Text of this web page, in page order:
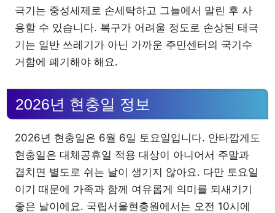
극기는 중성세제로 손세탁하고 그늘에서 말린 후 사
용할 수 있습니다. 복구가 어려울 정도로 손상된 태극
기는 일반 쓰레기가 아닌 가까운 주민센터의 국기수
거함에 폐기해야 해요.
2026년 현충일 정보
2026년 현충일은 6월 6일 토요일입니다. 안타깝게도
현충일은 대체공휴일 적용 대상이 아니어서 주말과
겹치면 별도로 쉬는 날이 생기지 않아요. 다만 토요일
이기 때문에 가족과 함께 여유롭게 의미를 되새기기
좋은 날이에요. 국립서울현충원에서는 오전 10시에